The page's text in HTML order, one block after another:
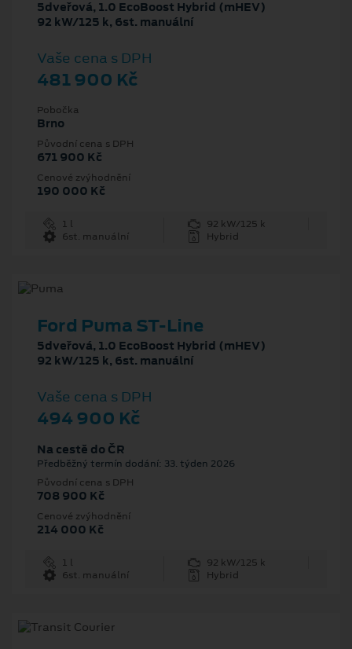
5dveřová, 1.0 EcoBoost Hybrid (mHEV)
92 kW/125 k, 6st. manuální
Vaše cena s DPH
481 900 Kč
Pobočka
Brno
Původní cena s DPH
671 900 Kč
Cenové zvýhodnění
190 000 Kč
1 l
92 kW/125 k
6st. manuální
Hybrid
Ford Puma ST-Line
5dveřová, 1.0 EcoBoost Hybrid (mHEV)
92 kW/125 k, 6st. manuální
Vaše cena s DPH
494 900 Kč
Na cestě do ČR
Předběžný termín dodání: 33. týden 2026
Původní cena s DPH
708 900 Kč
Cenové zvýhodnění
214 000 Kč
1 l
92 kW/125 k
6st. manuální
Hybrid